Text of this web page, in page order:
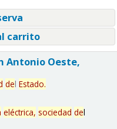
carrito
Antonio Oeste,
del Estado.
eléctrica, sociedad del